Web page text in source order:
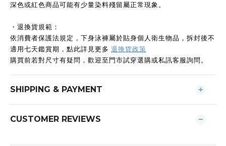
深色或紅色商品可能有少量染料殘留屬正常現象。
・退換貨規範：
依消費者保護法規定，下身泳褲屬於貼身個人衛生物品，拆封後不
適用七天鑑賞期，點此詳見更多 退換貨政策
購買前若對尺寸有疑問，歡迎至門市試穿選購或私訊客服詢問。
SHIPPING & PAYMENT
CUSTOMER REVIEWS